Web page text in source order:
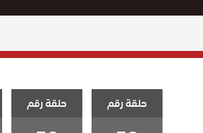
حلقة رقم حلقة رقم